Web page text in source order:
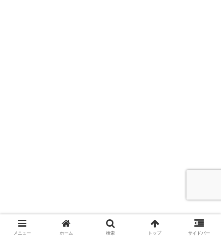
メニュー ホーム 検索 トップ サイドバー